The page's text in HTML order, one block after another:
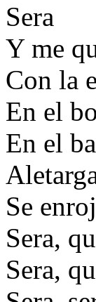
Sera
Y me
Con la
En el
En el
Se
Sera,
Sera,